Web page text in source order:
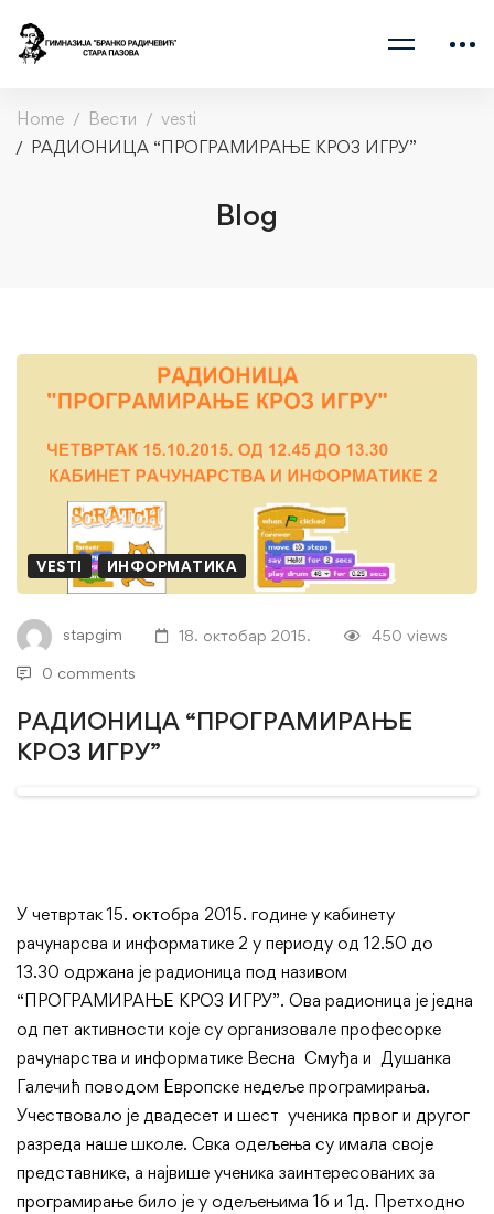
Home Вести
vesti
РАДИОНИЦА “ПРОГРАМИРАЊЕ КРОЗ ИГРУ”
Blog
РАДИОНИЦА
“ПРОГРАМИРАЊЕ
КРОЗ
ИГРУ”
VESTI ИНФОРМАТИКА
stapgim 18. октобар 2015. 450 views
0 comments
РАДИОНИЦА “ПРОГРАМИРАЊЕ
КРОЗ ИГРУ”
У четвртак 15. октобра 2015. године у кабинету
рачунарсва и информатике 2 у периоду од 12.50 до
13.30 одржана је радионица под називом
“ПРОГРАМИРАЊЕ КРОЗ ИГРУ”. Ова радионица је једна
од пет активности које су организовале професорке
рачунарства и информатике Весна Смуђа и Душанка
Галечић поводом Европске недеље програмирања.
Учествовало је двадесет и шест ученика првог и другог
разреда наше школе. Свка одељења су имала своје
представнике, а највише ученика заинтересованих за
програмирање било је у одељењима 1б и 1д. Претходно